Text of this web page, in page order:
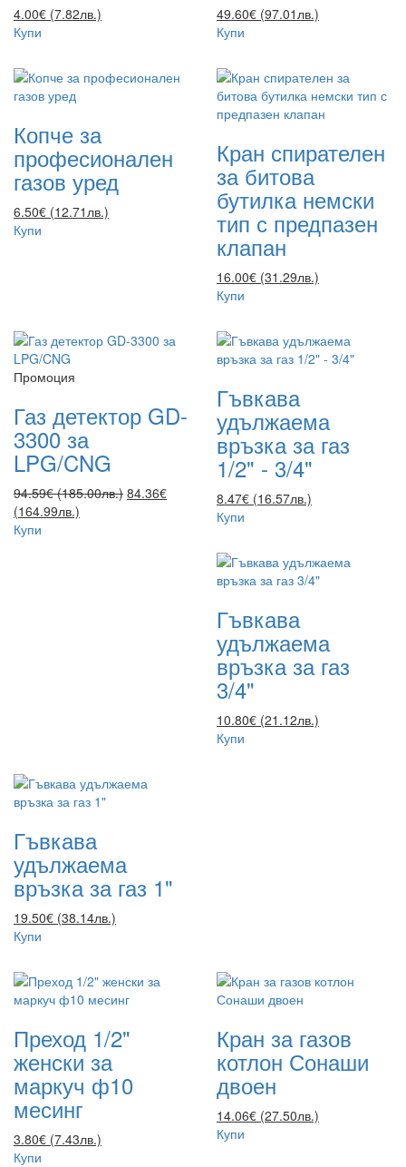
4.00€ (7.82лв.)
Купи
49.60€ (97.01лв.)
Купи
Копче за
професионален
газов уред
6.50€ (12.71лв.)
Купи
Кран спирателен
за битова
бутилка немски
тип с предпазен
клапан
16.00€ (31.29лв.)
Купи
Промоция
Газ детектор GD-
3300 за
LPG/CNG
94.59€ (185.00лв.) 84.36€
(164.99лв.)
Купи
Гъвкава
удължаема
връзка за газ
1/2" - 3/4"
8.47€ (16.57лв.)
Купи
Гъвкава
удължаема
връзка за газ
3/4"
10.80€ (21.12лв.)
Купи
Гъвкава
удължаема
връзка за газ 1"
19.50€ (38.14лв.)
Купи
Преход 1/2"
женски за
маркуч ф10
месинг
3.80€ (7.43лв.)
Купи
Кран за газов
котлон Сонаши
двоен
14.06€ (27.50лв.)
Купи